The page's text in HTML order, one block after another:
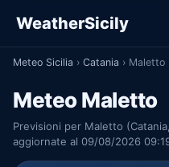
WeatherSicily
Meteo Sicilia › Catania › Maletto
Meteo Maletto
Previsioni per Maletto
aggiornate al 09/08/2026